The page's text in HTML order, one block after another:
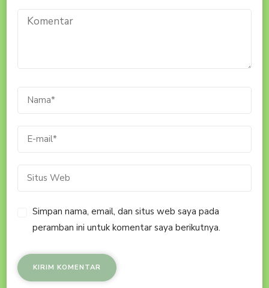
Simpan nama, email, dan situs web saya pada
peramban ini untuk komentar saya berikutnya.